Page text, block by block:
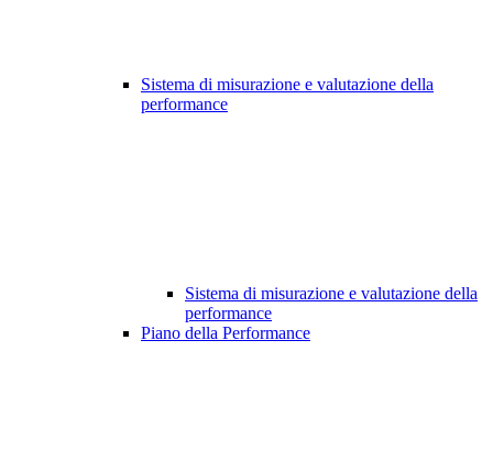
Sistema di misurazione e valutazione della
performance
Sistema di misurazione e valutazione della
performance
Piano della Performance